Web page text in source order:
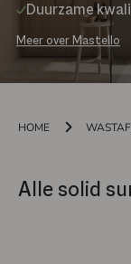
Duurzame
Meer over Mastello
HOME
Alle solid